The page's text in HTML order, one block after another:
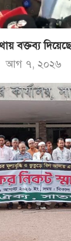
বক্তব্য
আগ ৭, ২০২৬